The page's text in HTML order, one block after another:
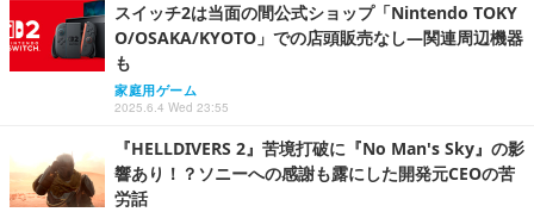
スイッチ2は当面の間公式ショップ「Nintendo TOKY
O/OSAKA/KYOTO」での店頭販売なし―関連周辺機器
も
家庭用ゲーム
2025.6.4 Wed 23:55
『HELLDIVERS 2』苦境打破に『No Man's Sky』の影
響あり！？ソニーへの感謝も露にした開発元CEOの苦
労話